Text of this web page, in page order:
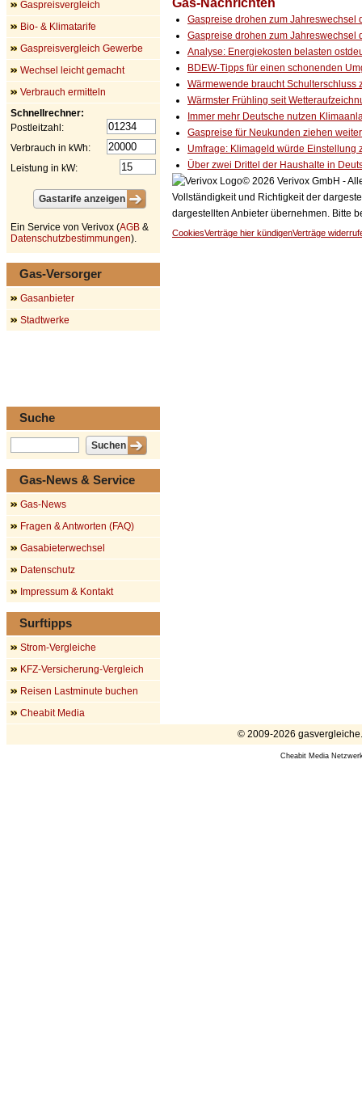
Gas-Nachrichten
Gaspreise drohen zum Jahreswechsel
Gaspreise drohen zum Jahreswechsel
Analyse: Energiekosten belasten
BDEW-Tipps für einen schonenden
Wärmewende braucht Schulterschluss
Wärmster Frühling seit
Immer mehr Deutsche nutzen
Gaspreise für Neukunden ziehen
Umfrage: Klimageld würde Einstellung
Über zwei Drittel der Haushalte in
© 2026 Verivox GmbH -
Vollständigkeit und Richtigkeit der
dargestellten Anbieter übernehmen. Bitte
CookiesVerträge hier kündigenVerträge
Gaspreisvergleich
Bio- & Klimatarife
Gaspreisvergleich Gewerbe
Wechsel leicht gemacht
Verbrauch ermitteln
Schnellrechner:
Postleitzahl:
Verbrauch in kWh:
Leistung in kW:
Ein Service von Verivox (AGB &
Datenschutzbestimmungen).
Gas-Versorger
Gasanbieter
Stadtwerke
Suche
Gas-News & Service
Gas-News
Fragen & Antworten (FAQ)
Gasabieterwechsel
Datenschutz
Impressum & Kontakt
Surftipps
Strom-Vergleiche
KFZ-Versicherung-Vergleich
Reisen Lastminute buchen
Cheabit Media
© 2009-2026
Cheabit Media